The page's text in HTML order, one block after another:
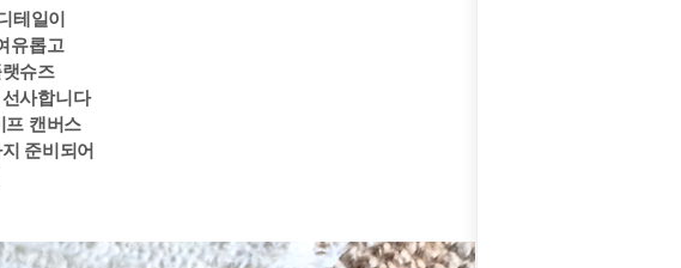
테일이
유롭고
슈즈
사합니다
프 캔버스
준비되어